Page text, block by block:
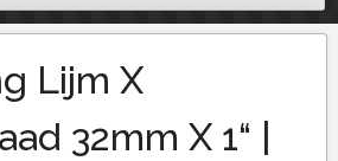
Lijm X
32mm X 1“ |